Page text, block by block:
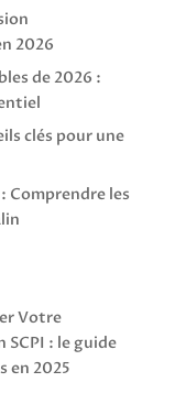
2026
de 2026 :
clés pour une
Comprendre les
Votre
SCPI : le guide
en 2025